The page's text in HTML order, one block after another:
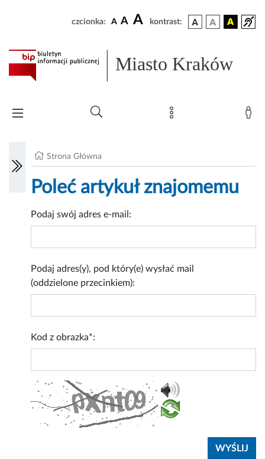
czcionka: A A A kontrast:
Miasto Kraków
Strona Główna
Poleć artykuł znajomemu
Podaj swój adres e-mail:
Podaj adres(y), pod który(e) wysłać mail
(oddzielone przecinkiem):
Kod z obrazka*: